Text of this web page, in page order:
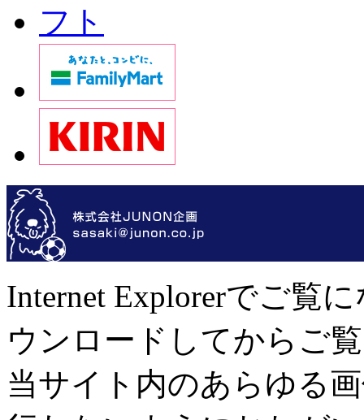
Internet Explorerでご覧
ウンロードしてからご
当サイト内のあらゆる